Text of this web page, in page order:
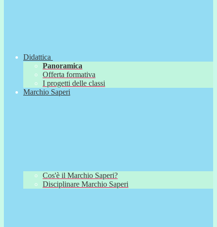
Didattica
Panoramica
Offerta formativa
I progetti delle classi
Marchio Saperi
Cos'è il Marchio Saperi?
Disciplinare Marchio Saperi